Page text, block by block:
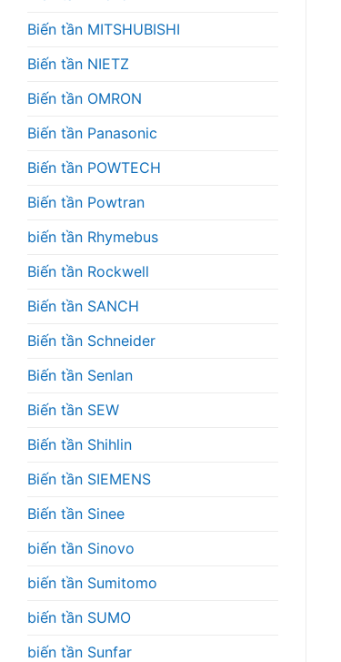
Biến tần MITSHUBISHI
Biến tần NIETZ
Biến tần OMRON
Biến tần Panasonic
Biến tần POWTECH
Biến tần Powtran
biến tần Rhymebus
Biến tần Rockwell
Biến tần SANCH
Biến tần Schneider
Biến tần Senlan
Biến tần SEW
Biến tần Shihlin
Biến tần SIEMENS
Biến tần Sinee
biến tần Sinovo
biến tần Sumitomo
biến tần SUMO
biến tần Sunfar